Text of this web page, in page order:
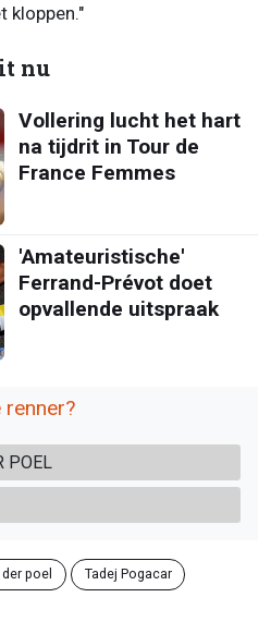
kloppen."
nu
Vollering lucht het hart
na tijdrit in Tour de
France Femmes
'Amateuristische'
Ferrand-Prévot doet
opvallende uitspraak
renner?
POEL
poel Tadej Pogacar